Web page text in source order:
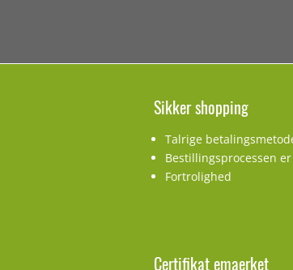
Sikker shopping
Talrige
Bestillingsprocessen er
Fortrolighed
Certifikat emaerket